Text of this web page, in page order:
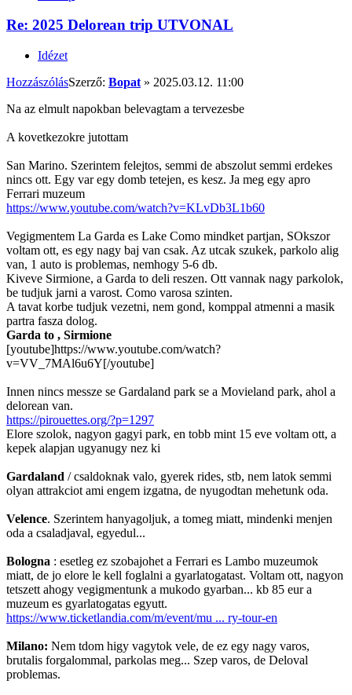
Re: 2025 Delorean trip UTVONAL
Idézet
HozzászólásSzerző: Bopat » 2025.03.12. 11:00
Na az elmult napokban belevagtam a tervezesbe
A kovetkezokre jutottam
San Marino. Szerintem felejtos, semmi de abszolut semmi erdekes
nincs ott. Egy var egy domb tetejen, es kesz. Ja meg egy apro
Ferrari muzeum
https://www.youtube.com/watch?v=KLvDb3L1b60
Vegigmentem La Garda es Lake Como mindket partjan, SOkszor
voltam ott, es egy nagy baj van csak. Az utcak szukek, parkolo alig
van, 1 auto is problemas, nemhogy 5-6 db.
Kiveve Sirmione, a Garda to deli reszen. Ott vannak nagy parkolok,
be tudjuk jarni a varost. Como varosa szinten.
A tavat korbe tudjuk vezetni, nem gond, komppal atmenni a masik
partra fasza dolog.
Garda to , Sirmione
[youtube]https://www.youtube.com/watch?
v=VV_7MAl6u6Y[/youtube]
Innen nincs messze se Gardaland park se a Movieland park, ahol a
delorean van.
https://pirouettes.org/?p=1297
Elore szolok, nagyon gagyi park, en tobb mint 15 eve voltam ott, a
kepek alapjan ugyanugy nez ki
Gardaland / csaldoknak valo, gyerek rides, stb, nem latok semmi
olyan attrakciot ami engem izgatna, de nyugodtan mehetunk oda.
Velence. Szerintem hanyagoljuk, a tomeg miatt, mindenki menjen
oda a csaladjaval, egyedul...
Bologna : esetleg ez szobajohet a Ferrari es Lambo muzeumok
miatt, de jo elore le kell foglalni a gyarlatogatast. Voltam ott, nagyon
tetszett ahogy vegigmentunk a mukodo gyarban... kb 85 eur a
muzeum es gyarlatogatas egyutt.
https://www.ticketlandia.com/m/event/mu ... ry-tour-en
Milano: Nem tdom higy vagytok vele, de ez egy nagy varos,
brutalis forgalommal, parkolas meg... Szep varos, de Deloval
problemas.